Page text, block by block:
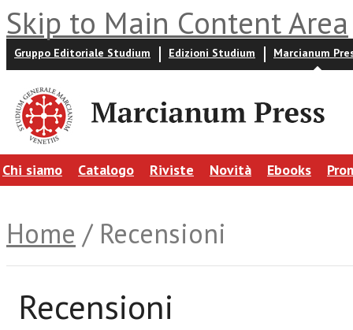
Skip to Main Content Area
Gruppo Editoriale Studium Edizioni Studium Marcianum
Chi siamo Catalogo Riviste Novità Ebooks
Home / Recensioni
Recensioni